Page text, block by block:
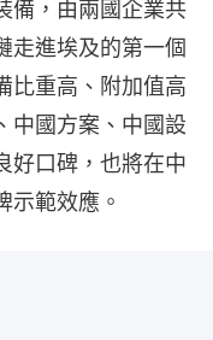
備，由兩國企業共
走進埃及的第一個
比重高、附加值高
中國方案、中國設
好口碑，也將在中
示範效應。